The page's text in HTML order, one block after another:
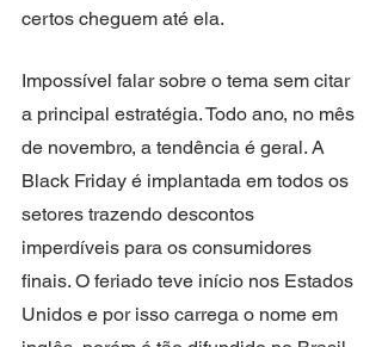
certos cheguem até ela.
Impossível falar sobre o tema sem citar
a principal estratégia. Todo ano, no mês
de novembro, a tendência é geral. A
Black Friday é implantada em todos os
setores trazendo descontos
imperdíveis para os consumidores
finais. O feriado teve início nos Estados
Unidos e por isso carrega o nome em